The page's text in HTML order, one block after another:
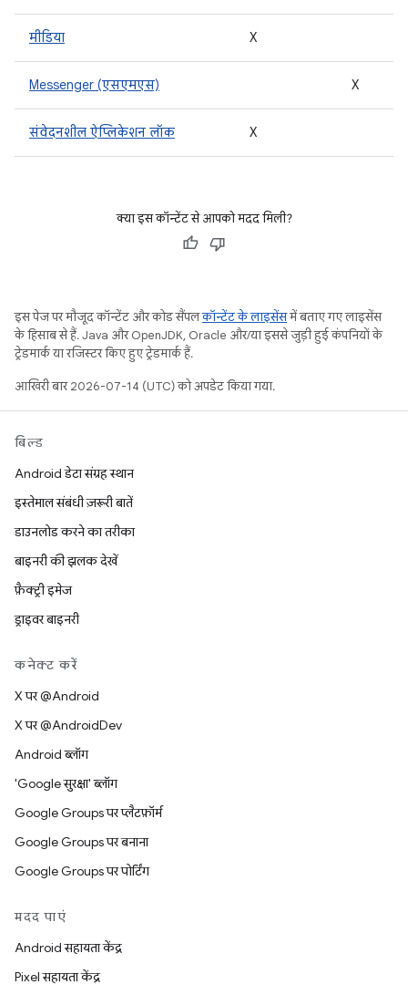
मीडिया X
Messenger (एसएमएस) X
संवेदनशील ऐप्लिकेशन लॉक X
क्या इस कॉन्टेंट से आपको मदद मिली?
इस पेज पर मौजूद कॉन्टेंट और कोड सैंपलकॉन्टेंट के लाइसेंसमें बताए गए लाइसेंस
के हिसाब से हैं. Java और OpenJDK, Oracle और/या इससे जुड़ी हुई कंपनियों के
ट्रेडमार्क या रजिस्टर किए हुए ट्रेडमार्क हैं.
आखिरी बार 2026-07-14 (UTC) को अपडेट किया गया.
बिल्ड
Android डेटा संग्रह स्थान
इस्तेमाल संबंधी ज़रूरी बातें
डाउनलोड करने का तरीका
बाइनरी की झलक देखें
फ़ैक्ट्री इमेज
ड्राइवर बाइनरी
कनेक्ट करें
X पर @Android
X पर @AndroidDev
Android ब्लॉग
'Google सुरक्षा' ब्लॉग
Google Groups पर प्लैटफ़ॉर्म
Google Groups पर बनाना
Google Groups पर पोर्टिंग
मदद पाएं
Android सहायता केंद्र
Pixel सहायता केंद्र